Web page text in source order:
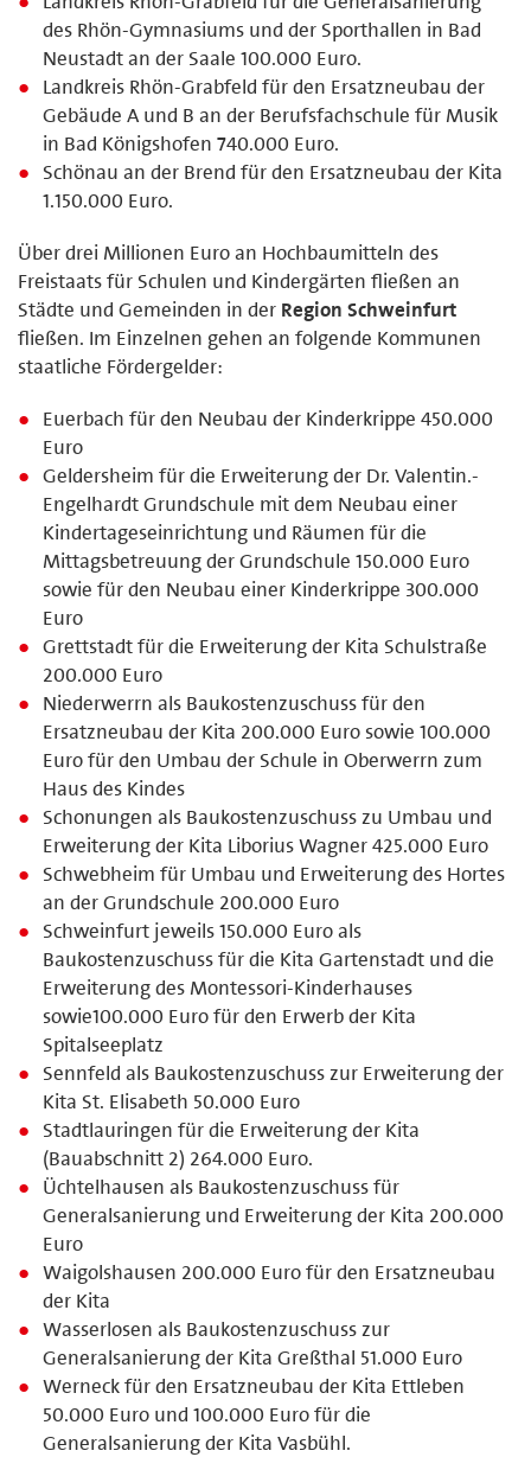
des Rhön-Gymnasiums und der Sporthallen in Bad
Neustadt an der Saale 100.000 Euro.
Landkreis Rhön-Grabfeld für den Ersatzneubau der
Gebäude A und B an der Berufsfachschule für Musik
in Bad Königshofen 740.000 Euro.
Schönau an der Brend für den Ersatzneubau der Kita
1.150.000 Euro.
Über drei Millionen Euro an Hochbaumitteln des
Freistaats für Schulen und Kindergärten fließen an
Städte und Gemeinden in der Region Schweinfurt
fließen. Im Einzelnen gehen an folgende Kommunen
staatliche Fördergelder:
Euerbach für den Neubau der Kinderkrippe 450.000
Euro
Geldersheim für die Erweiterung der Dr. Valentin.-
Engelhardt Grundschule mit dem Neubau einer
Kindertageseinrichtung und Räumen für die
Mittagsbetreuung der Grundschule 150.000 Euro
sowie für den Neubau einer Kinderkrippe 300.000
Euro
Grettstadt für die Erweiterung der Kita Schulstraße
200.000 Euro
Niederwerrn als Baukostenzuschuss für den
Ersatzneubau der Kita 200.000 Euro sowie 100.000
Euro für den Umbau der Schule in Oberwerrn zum
Haus des Kindes
Schonungen als Baukostenzuschuss zu Umbau und
Erweiterung der Kita Liborius Wagner 425.000 Euro
Schwebheim für Umbau und Erweiterung des Hortes
an der Grundschule 200.000 Euro
Schweinfurt jeweils 150.000 Euro als
Baukostenzuschuss für die Kita Gartenstadt und die
Erweiterung des Montessori-Kinderhauses
sowie100.000 Euro für den Erwerb der Kita
Spitalseeplatz
Sennfeld als Baukostenzuschuss zur Erweiterung der
Kita St. Elisabeth 50.000 Euro
Stadtlauringen für die Erweiterung der Kita
(Bauabschnitt 2) 264.000 Euro.
Üchtelhausen als Baukostenzuschuss für
Generalsanierung und Erweiterung der Kita 200.000
Euro
Waigolshausen 200.000 Euro für den Ersatzneubau
der Kita
Wasserlosen als Baukostenzuschuss zur
Generalsanierung der Kita Greßthal 51.000 Euro
Werneck für den Ersatzneubau der Kita Ettleben
50.000 Euro und 100.000 Euro für die
Generalsanierung der Kita Vasbühl.